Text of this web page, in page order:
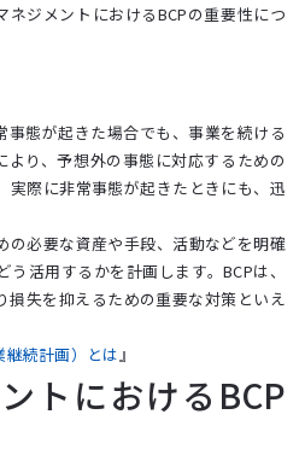
ネジメントにおけるBCPの重要性につ
事態が起きた場合でも、事業を続ける
より、予想外の事態に対応するための
実際に非常事態が起きたときにも、迅
の必要な資産や手段、活動などを明確
活用するかを計画します。BCPは、
損失を抑えるための重要な対策といえ
継続計画）とは』
トにおけるBCP